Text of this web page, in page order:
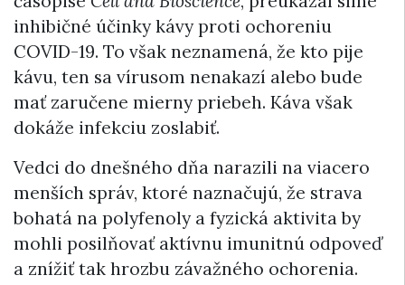
inhibičné účinky kávy proti ochoreniu
COVID-19. To však neznamená, že kto pije
kávu, ten sa vírusom nenakazí alebo bude
mať zaručene mierny priebeh. Káva však
dokáže infekciu zoslabiť.
Vedci do dnešného dňa narazili na viacero
menších správ, ktoré naznačujú, že strava
bohatá na polyfenoly a fyzická aktivita by
mohli posilňovať aktívnu imunitnú odpoveď
a znížiť tak hrozbu závažného ochorenia.